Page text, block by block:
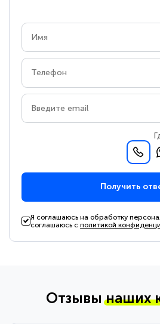
Получить
Я соглашаюсь на обработку
соглашаюсь сполитикой
Отзывынаших